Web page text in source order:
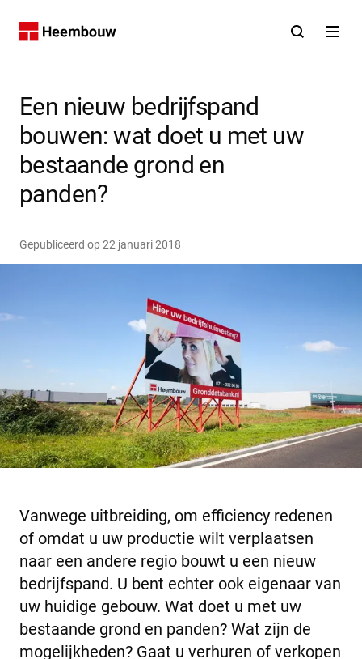
Home Open Open
Contact
Een nieuw bedrijfspand
bouwen: wat doet u met uw
bestaande grond en
panden?
Gepubliceerd op 22 januari 2018
Vanwege uitbreiding, om efficiency redenen
of omdat u uw productie wilt verplaatsen
naar een andere regio bouwt u een nieuw
bedrijfspand. U bent echter ook eigenaar van
uw huidige gebouw. Wat doet u met uw
bestaande grond en panden? Wat zijn de
mogelijkheden? Gaat u verhuren of verkopen